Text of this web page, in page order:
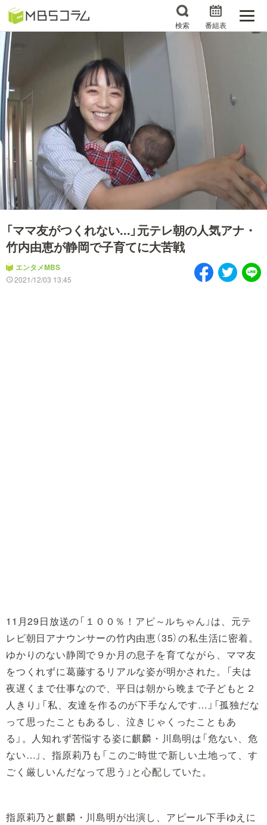
検索 番組表
番組コラムから探す
日曜日の初耳学 復習編 エンタメMBS
3分で読める！『ザ・リー
ダー』たちの泣き笑い
もう一度楽しむプレバト
サタプラ ～気になる情
報をちょこっとプラス～
所さんお届けモノです！
の気になるトコロ
推しといつまでも 月曜の蛙、大海を知る。
マニアックでメカニカル
ポーツ
何が起こるかホンマにわ
トリセツ
情熱大陸を読む
レストランだけじゃない
「水野真紀の魔法のレスト
「ママ友がつくれない...」元テレ朝の人気アナ・
竹内由恵が静岡で子育てに大苦戦
エンタメMBS
2021/12/03 13:45
11月29日放送の「１００％！アピ～ルちゃん」は、元テ
レビ朝日アナウンサーの竹内由恵（35）の私生活に密着。
ゆかりのない静岡で９か月の息子を育てながら、ママ友
をつくれずに葛藤するリアルな姿が明かされた。「夫は
夜遅くまで仕事なので、平日は朝から晩まで子どもと２
人きり」「私、友達を作るのが下手なんです…」「孤独だな
って思ったこともあるし、泣きじゃくったこともあ
る」。人知れず苦悩する姿に麒麟・川島明は「危ない、危
ない…」、指原莉乃も「このご時世で新しい土地って、す
ごく厳しいんだなって思う」と心配していた。
指原莉乃と麒麟・川島明が出演し、アピール下手ゆえに